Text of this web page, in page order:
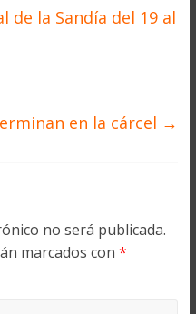
de la Sandía del 19 al
en la cárcel →
no será publicada.
marcados con *